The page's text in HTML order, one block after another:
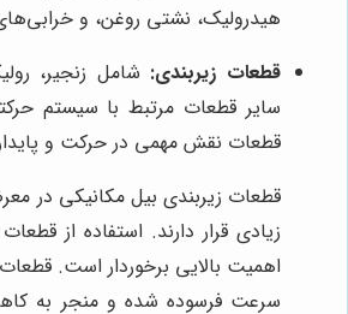
هیدرولیک، نشتی روغن، و
قطعات زیربندی: شامل زنجیر،
سایر قطعات مرتبط با سیستم
قطعات نقش مهمی در حرکت و
قطعات زیربندی بیل مکانیکی در
زیادی قرار دارند. استفاده از
اهمیت بالایی برخوردار است.
سرعت فرسوده شده و منجر به